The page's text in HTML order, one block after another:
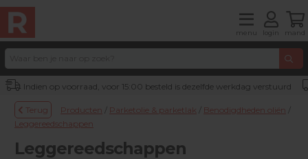
menu login mand
Indien op voorraad, voor 15:00 besteld is dezelfde werkdag verstuurd
Terug Producten / Parketolie & parketlak / Benodigdheden oliën /
Leggereedschappen
Leggereedschappen